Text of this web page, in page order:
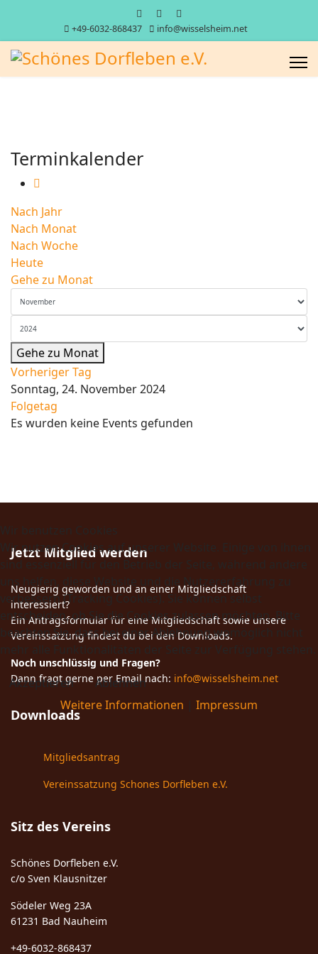
+49-6032-868437 info@wisselsheim.net
Terminkalender
Nach Jahr
Nach Monat
Nach Woche
Heute
Gehe zu Monat
Gehe zu Monat
Vorheriger Tag
Sonntag, 24. November 2024
Folgetag
Es wurden keine Events gefunden
Jetzt Mitglied werden
Neugierig geworden und an einer Mitgliedschaft
interessiert?
Ein Antragsformular für eine Mitgliedschaft sowie unsere
Vereinssatzung findest du bei den Downloads.
Noch unschlüssig und Fragen?
Dann fragt gerne per Email nach: info@wisselsheim.net
Downloads
Mitgliedsantrag
Vereinssatzung Schones Dorfleben e.V.
Sitz des Vereins
Schönes Dorfleben e.V.
c/o Sven Klausnitzer
Södeler Weg 23A
61231 Bad Nauheim
+49-6032-868437
Wir nutzen Cookies auf unserer Website. Einige von ihnen
sind essenziell für den Betrieb der Seite, während andere
uns helfen, diese Website und die Nutzererfahrung zu
verbessern (Tracking Cookies). Sie können selbst
entscheiden, ob Sie die Cookies zulassen möchten. Bitte
beachten Sie, dass bei einer Ablehnung womöglich nicht
Akzeptieren
Ablehnen
Weitere Informationen
Impressum